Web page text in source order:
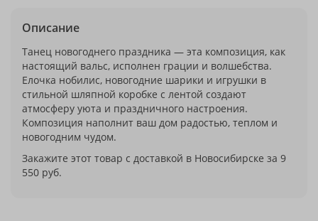
Описание
Танец новогоднего праздника — эта композиция, как
настоящий вальс, исполнен грации и волшебства.
Елочка нобилис, новогодние шарики и игрушки в
стильной шляпной коробке с лентой создают
атмосферу уюта и праздничного настроения.
Композиция наполнит ваш дом радостью, теплом и
новогодним чудом.
Закажите этот товар с доставкой в Новосибирске за 9
550 руб.